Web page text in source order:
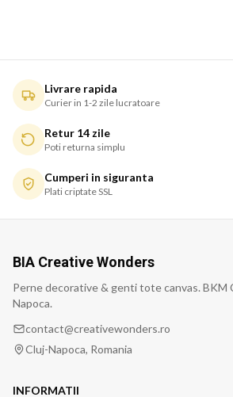
Livrare rapida
Curier in 1-2 zile lucratoare
Retur 14 zile
Poti returna simplu
Cumperi in siguranta
Plati criptate SSL
BIA Creative Wonders
Perne decorative & genti tote canvas. BKM
Napoca.
contact@creativewonders.ro
Cluj-Napoca, Romania
INFORMATII